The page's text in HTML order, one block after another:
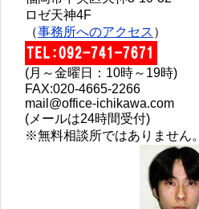
ロゼ天神4F
（事務所へのアクセス ）
(月～金曜日：10時～19時)
FAX:020-4665-2266
mail@office-ichikawa.com
(メールは24時間受付)
※無料相談所ではありません。